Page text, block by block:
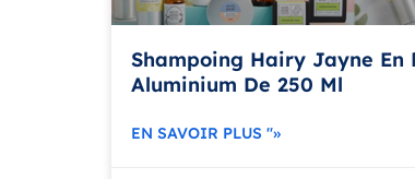
Shampoing Hairy Jayne En
Aluminium De 250 Ml
EN SAVOIR PLUS "»